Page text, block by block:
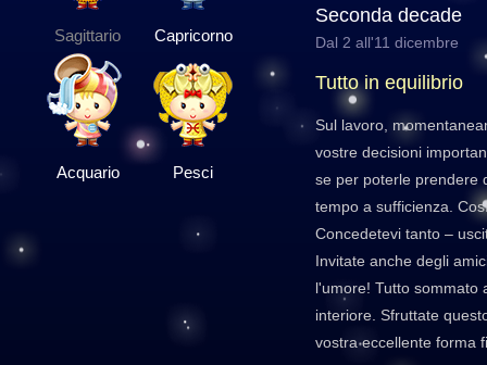
Sagittario Capricorno
Acquario Pesci
Seconda decade
Dal 2 all'11 dicembre
Tutto in equilibrio
Sul lavoro,
vostre decisioni
se per poterle prendere
tempo a sufficienza.
Concedetevi tanto –
Invitate anche degli
l'umore! Tutto sommato
interiore. Sfruttate
vostra eccellente forma